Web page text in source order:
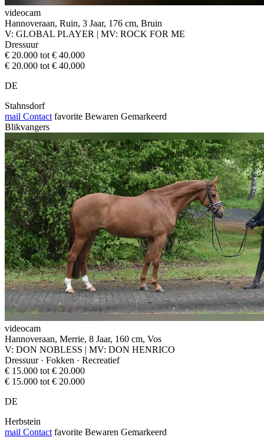
videocam
Hannoveraan, Ruin, 3 Jaar, 176 cm, Bruin
V: GLOBAL PLAYER | MV: ROCK FOR ME
Dressuur
€ 20.000 tot € 40.000
€ 20.000 tot € 40.000
DE
Stahnsdorf
mail Contact favorite Bewaren Gemarkeerd
Blikvangers
videocam
Hannoveraan, Merrie, 8 Jaar, 160 cm, Vos
V: DON NOBLESS | MV: DON HENRICO
Dressuur · Fokken · Recreatief
€ 15.000 tot € 20.000
€ 15.000 tot € 20.000
DE
Herbstein
mail Contact favorite Bewaren Gemarkeerd